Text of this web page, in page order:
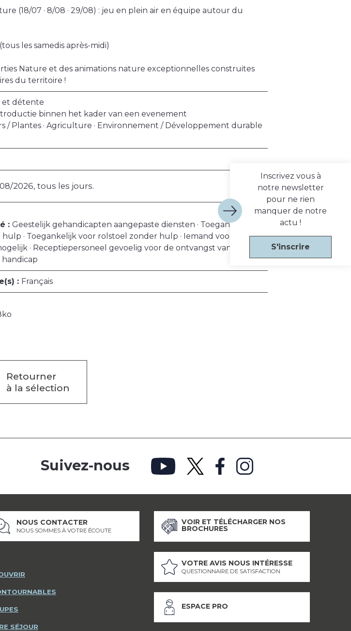
(18/07 · 8/08 · 29/08) : jeu en plein air en équipe autour du
les samedis après-midi)
Nature et des animations nature exceptionnelles construites
du territoire !
et détente
binnen het kader van een evenement
/ Plantes · Agriculture · Environnement / Développement durable
2026, tous les jours.
: Geestelijk gehandicapten aangepaste diensten · Toegankelijk
· Toegankelijk voor rolstoel zonder hulp · Iemand voor de
· Receptiepersoneel gevoelig voor de ontvangst van
: Français
Retourner
à la sélection
Inscrivez vous à
notre newsletter
pour ne rien
manquer de notre
actu !
S'inscrire
Suivez-nous
NOUS CONTACTER
NOUS SOMMES À VOTRE ÉCOUTE
SÉJOUR
VOIR ET TÉLÉCHARGER NOS
BROCHURES
VOTRE AVIS NOUS INTÉRESSE
QUESTIONNAIRE DE SATISFACTION
ESPACE PRO